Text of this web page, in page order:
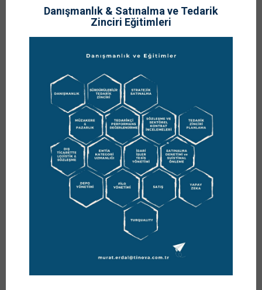
Satınalma Dergisi Sayı:135
Danışmanlık & Satınalma ve Tedarik
Zinciri Eğitimleri